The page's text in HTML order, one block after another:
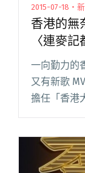
2015-07-18・
香港的無奈與唏噓
〈連麥記
一向勤力的
又有新歌
擔任「香港
場表演過，
香港，麥
與唏